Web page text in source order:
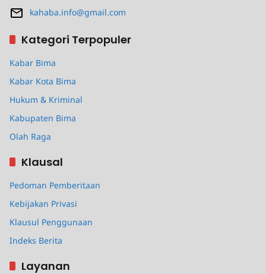
kahaba.info@gmail.com
Kategori Terpopuler
Kabar Bima
Kabar Kota Bima
Hukum & Kriminal
Kabupaten Bima
Olah Raga
Klausal
Pedoman Pemberitaan
Kebijakan Privasi
Klausul Penggunaan
Indeks Berita
Layanan